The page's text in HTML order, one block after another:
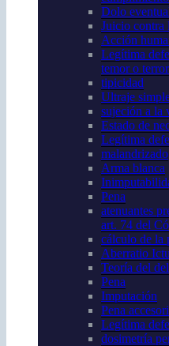
Dolo
Juicio contra
Acción
Legítima
temor o terror
tipicidad
Ultraje
sujeción a la
Estado de
Legítima
malandrizado
Arma blanca
Pena
atenuantes
art. 74 del
cálculo de la
Aberratio
Teoría del
Pena
Imputación
Pena
Legítima
dosimetría